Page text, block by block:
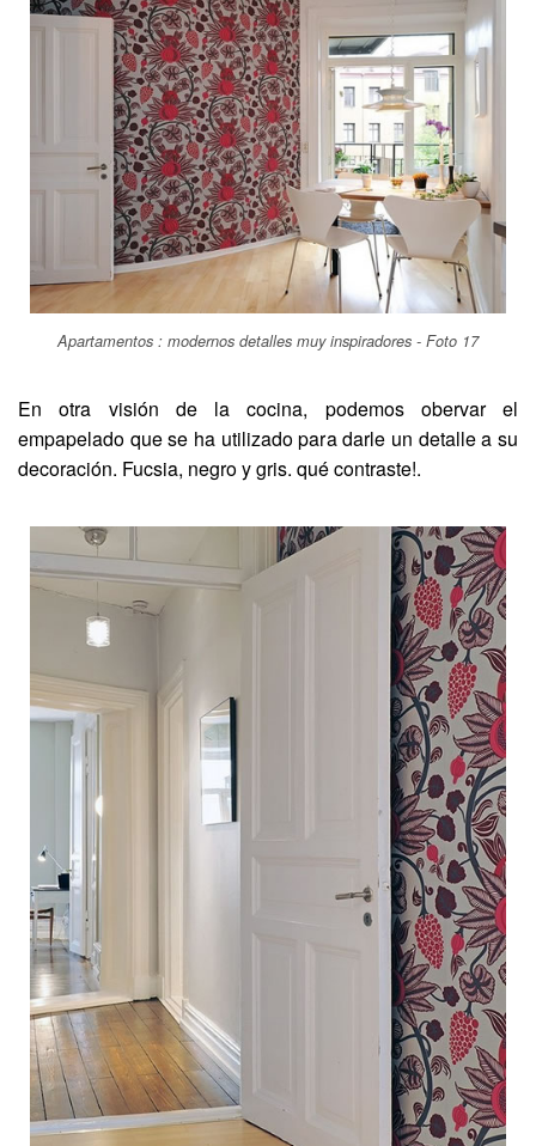
Apartamentos : modernos detalles muy inspiradores - Foto 17
En otra visión de la cocina, podemos obervar el
empapelado que se ha utilizado para darle un detalle a su
decoración. Fucsia, negro y gris. qué contraste!.